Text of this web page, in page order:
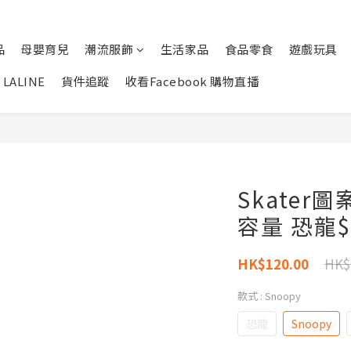
母嬰育兒 潮流服飾 生活家品 食品零食 遊戲玩具
LALINE
貨件追蹤 收看Facebook 購物直播
Skater圖
容量 恐龍
HK$120.00
款式 : Snoopy
恐龍 Snoopy